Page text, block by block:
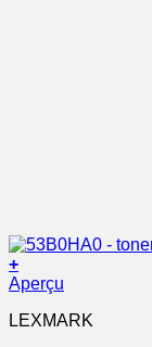
+
Aperçu
LEXMARK